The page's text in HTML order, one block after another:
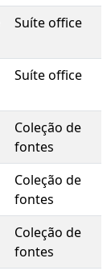
Suíte office
Suíte office
Coleção de
fontes
Coleção de
fontes
Coleção de
fontes